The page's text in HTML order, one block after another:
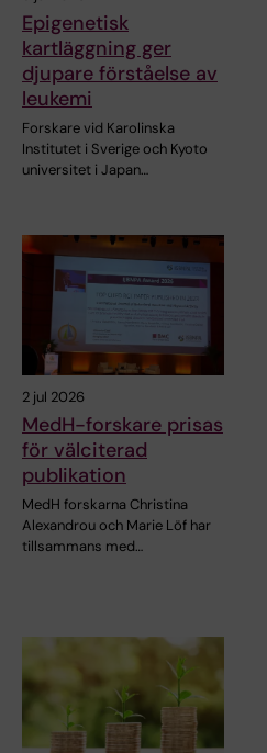
Epigenetisk
kartläggning ger
djupare förståelse av
leukemi
Forskare vid Karolinska
Institutet i Sverige och Kyoto
universitet i Japan…
2 jul 2026
MedH-forskare prisas
för välciterad
publikation
MedH forskarna Christina
Alexandrou och Marie Löf har
tillsammans med…